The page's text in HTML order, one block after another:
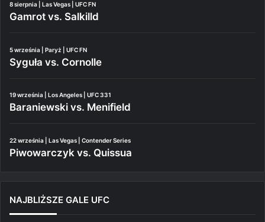
8 sierpnia | Las Vegas | UFC FN
Gamrot vs. Salkilld
5 września | Paryż | UFC FN
Syguła vs. Cornolle
19 września | Los Angeles | UFC 331
Baraniewski vs. Menifield
22 września | Las Vegas | Contender Series
Piwowarczyk vs. Quissua
NAJBLIŻSZE GALE UFC